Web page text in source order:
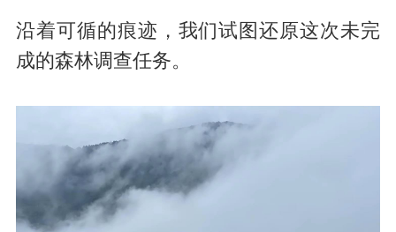
沿着可循的痕迹，我们试图还原这次未完
成的森林调查任务。